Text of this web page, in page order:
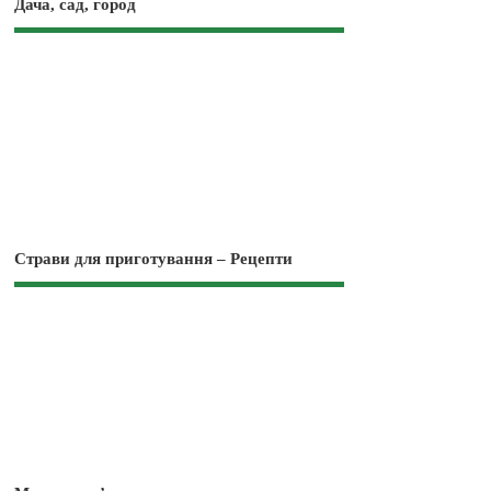
Дача, сад, город
Страви для приготування – Рецепти